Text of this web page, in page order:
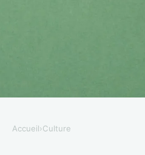
Accueil›Culture